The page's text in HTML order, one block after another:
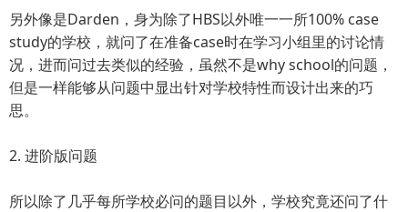
另外像是Darden，身为除了HBS以外唯一一所100% case
study的学校，就问了在准备case时在学习小组里的讨论情
况，进而问过去类似的经验，虽然不是why school的问题，
但是一样能够从问题中显出针对学校特性而设计出来的巧
思。
2. 进阶版问题
所以除了几乎每所学校必问的题目以外，学校究竟还问了什